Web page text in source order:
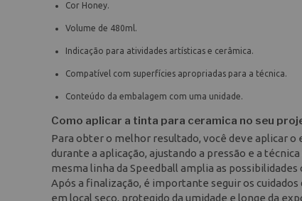
Cor Honey.
Volume de 480ml.
Indicação para atividades artísticas e cerâmica.
Compatível com superfícies apropriadas para a técnica.
Conteúdo da embalagem com uma unidade.
Como aplicar a tinta para ceramica no seu
Para obter o melhor resultado, você deve aplicar
durante a aplicação, ajustando a pressão e a
mesma linha da Speedball amplia as
Após a finalização, é importante seguir os
em local seco, protegido da umidade e longe da